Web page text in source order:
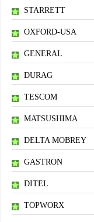
STARRETT
OXFORD-USA
GENERAL
DURAG
TESCOM
MATSUSHIMA
DELTA MOBREY
GASTRON
DITEL
TOPWORX